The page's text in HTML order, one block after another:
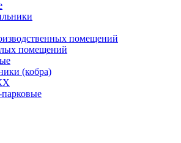
помещений
помещений
(кобра)